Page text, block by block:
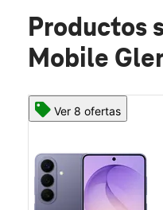
Productos
Mobile
Ver 8 ofertas